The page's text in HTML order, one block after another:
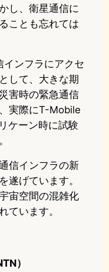
し、衛星通信に
ことも忘れては
インフラにアクセ
して、大きな期
害時の緊急通信
実際にT-Mobile
ケーン時に試験
信インフラの新
遂げています。
宙空間の混雑化
ています。
）